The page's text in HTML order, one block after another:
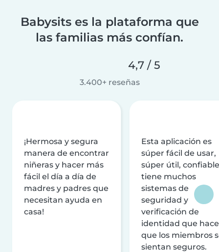
Babysits es la plataforma que
las familias más confían.
4,7 / 5
3.400+ reseñas
¡Hermosa y segura
manera de encontrar
niñeras y hacer más
fácil el día a día de
madres y padres que
necesitan ayuda en
casa!
Esta aplicación es
súper fácil de usar,
súper útil,
tiene muchos
sistemas de
seguridad y
verificación de
identidad que
que los miembros
sientan seguros.